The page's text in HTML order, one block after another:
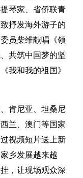
琴家、省侨联青
抒发海外游子的
员柴维献唱《领
共筑中国梦的坚
我和我的祖国》
肯尼亚、坦桑尼
兰、澳门等国家
视频短片送上新
乡发展越来越
，让现场观众深